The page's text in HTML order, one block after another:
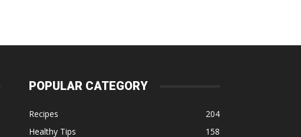
POPULAR CATEGORY
Recipes
204
Healthy Tips
158